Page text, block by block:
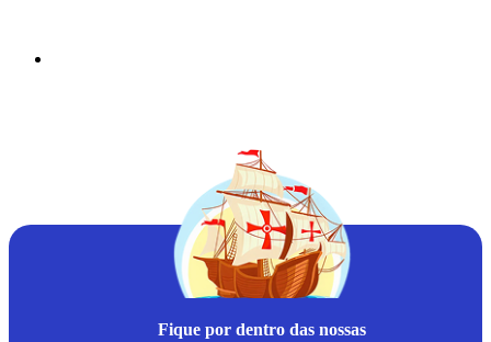
Fique por dentro das nossas